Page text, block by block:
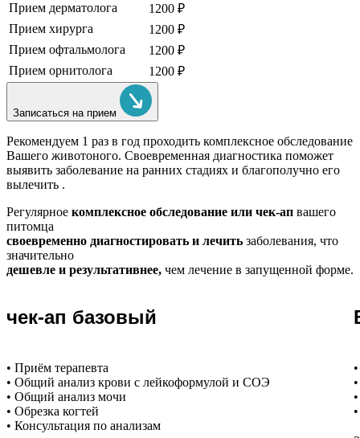
Прием дерматолога
1200 ₽
Прием хирурга
1200 ₽
Прием офтальмолога
1200 ₽
Прием орнитолога
1200 ₽
Записаться на прием
Рекомендуем 1 раз в год проходить комплексное обследование
Вашего животоного. Своевременная диагностика поможет
выявить заболевание на ранних стадиях и благополучно его
вылечить .
Регулярное комплексное обследование или чек-ап вашего
питомца
своевременно диагностировать и лечить заболевания, что
значительно
дешевле и результативнее, чем лечение в запущенной форме.
чек-ап базовый
• Приём терапевта
• Общий анализ крови с лейкоформулой и СОЭ
• Общий анализ мочи
• Обрезка когтей
• Консультация по анализам